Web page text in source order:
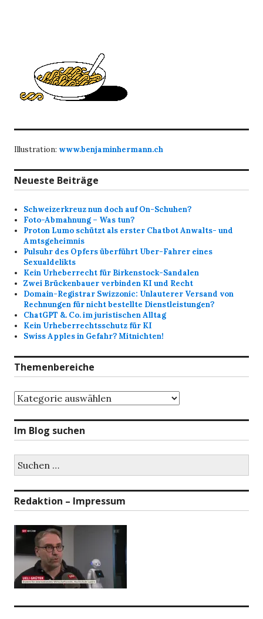
Illustration: www.benjaminhermann.ch
Neueste Beiträge
Schweizerkreuz nun doch auf On-Schuhen?
Foto-Abmahnung – Was tun?
Proton Lumo schützt als erster Chatbot Anwalts- und
Amtsgeheimnis
Pulsuhr des Opfers überführt Uber-Fahrer eines
Sexualdelikts
Kein Urheberrecht für Birkenstock-Sandalen
Zwei Brückenbauer verbinden KI und Recht
Domain-Registrar Swizzonic: Unlauterer Versand von
Rechnungen für nicht bestellte Dienstleistungen?
ChatGPT &. Co. im juristischen Alltag
Kein Urheberrechtsschutz für KI
Swiss Apples in Gefahr? Mitnichten!
Themenbereiche
Themenbereiche
Im Blog suchen
nach:
Redaktion – Impressum